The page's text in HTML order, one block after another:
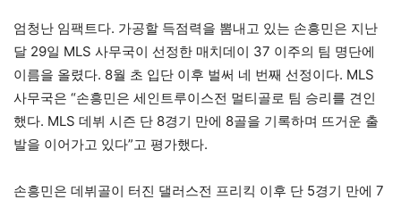
엄청난 임팩트다. 가공할 득점력을 뽐내고 있는 손흥민은 지난
달 29일 MLS 사무국이 선정한 매치데이 37 이주의 팀 명단에
이름을 올렸다. 8월 초 입단 이후 벌써 네 번째 선정이다. MLS
사무국은 “손흥민은 세인트루이스전 멀티골로 팀 승리를 견인
했다. MLS 데뷔 시즌 단 8경기 만에 8골을 기록하며 뜨거운 출
발을 이어가고 있다”고 평가했다.
손흥민은 데뷔골이 터진 댈러스전 프리킥 이후 단 5경기 만에 7